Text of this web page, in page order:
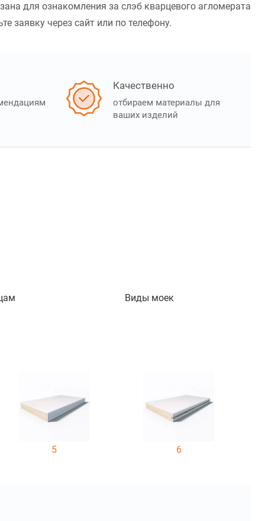
для ознакомления за слэб кварцевого агломерата
заявку через сайт или по телефону.
Качественно
отбираем материалы для
ваших изделий
Виды моек
5 6